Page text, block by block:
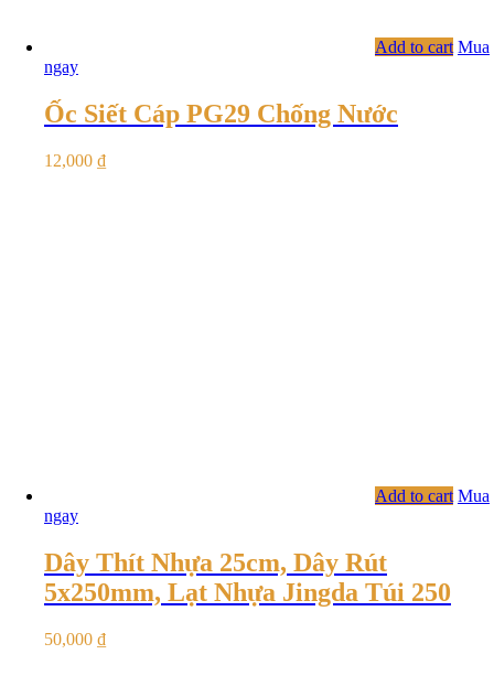
Add to cart Mua
ngay
Ốc Siết Cáp PG29 Chống Nước
12,000 ₫
Add to cart Mua
ngay
Dây Thít Nhựa 25cm, Dây Rút
5x250mm, Lạt Nhựa Jingda Túi 250
50,000 ₫